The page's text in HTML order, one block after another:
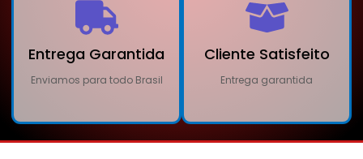
Entrega Garantida
Enviamos para todo Brasil
Cliente Satisfeito
Entrega garantida